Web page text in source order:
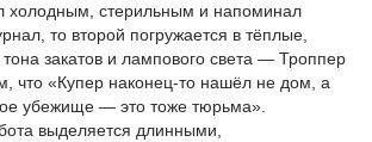
холодным, стерильным и напоминал
то второй погружается в тёплые,
закатов и лампового света — Троппер
что «Купер наконец-то нашёл не дом, а
убежище — это тоже тюрьма».
выделяется длинными,